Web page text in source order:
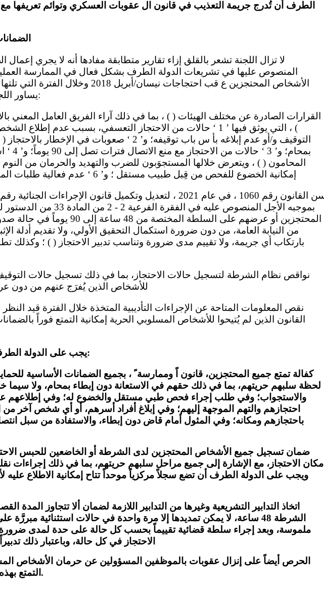
المنصوص عليها في تشريعات الدولة الطرف بشكل فعال في الممارسة
الأشخاص المحتجزين ع قب احتجاجات نيسان/أبريل
يساور اللجنة القلق إزاء ما يلي:
) ، التي يوثق فيها ’ 1 ‘ حالات من الاحتجاز التعسفي، بسبب عدم
التوقيف و/أو عدم إبلاغه بأ س باب توقيفه؛ و’ 2 ‘ صعوبات في
بمحام؛
إمكانية الخضوع للفحص من قِبل طبيب مستقل ؛ و’ 6 ‘ عدم فعالية طلبات المثول أمام القضاء
بموجبه الأجل المنصوص عليه في
المحتجزين أو عرضهم على السلطة المختصة
من النيابة العامة، من دون ضرورة استكمال التحقيق الأولي، ولا تقديم أدلة
بارتكاب أي جريمة، ولا تقييم مدى ضرورة وتناسب تدبير الاحتجاز ( ) ؛ وكذلك
للأشخاص الذين يُفرَج عنهم من دون
القانون الذين لم يُتيحوا للأشخاص المسلوبي الحرية إمكانية التمتع فوراً
10- يجب على الدولة الطرف القيام بما يلي:
كفالة تمتع جميع المحتجزين، قانون اً وممارسة ً ، بجميع الضمانات الأساسية
لحظة سلبهم حريتهم، بما في ذلك حقهم في الاستعانة دون إبطاء بمحام، ولا سيما
والاستجواب؛ وفي طلب إجراء فحص طبي مستقل والخضوع له؛ وفي إطلاعهم
احتجازهم والتهم الموجهة إليهم؛ وفي إبلاغ أفراد أسرهم، أو أي شخص آخر من
باحتجازهم ومكانه؛ وفي المثول أمام قاض دون إبطاء، والاستفادة من سبل
ضمان تسجيل جميع الأشخاص المحتجزين لدى الشرطة أو الخاضعين للحبس
مكان الاحتجاز، مع الإشارة إلى جميع مراحل سلبهم حريتهم، بما في ذلك إجراءات
ويجب على الدولة الطرف أن تضع سجلاً مركزياً موحداً تتاح إمكانية الاطلاع عليه
اتخاذ التدابير التشريعية وغيرها من التدابير اللازمة لضمان ألا تتجاوز المدة
الشرطة 48 ساعة، لا يمكن تمديدها إلا مرة واحدة في حالات استثنائية مبررَّة
ملموسة، وبعد إجراء سلطة قضائية تقييماً بحسب كل حالة على حدة لمدى
الاحتجاز في كل حالة، وباعتبار ذلك
الحرص أيضاً على إنزال عقوبات بالموظفين المسؤولين عن حرمان الأشخاص
التمتع بهذه الضمانات الأساسية.